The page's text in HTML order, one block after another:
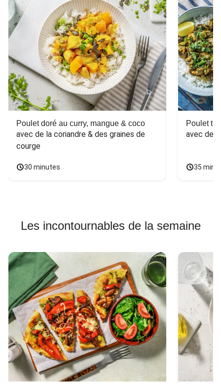
Poulet doré au curry, mangue & coco
avec de la coriandre & des graines de
courge
30 minutes
Poulet
avec des
35
Les incontournables de la semaine